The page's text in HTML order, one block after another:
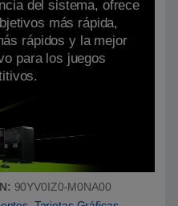
del sistema, ofrece
más rápida,
rápidos y la mejor
para los juegos
90YV0IZ0-M0NA00